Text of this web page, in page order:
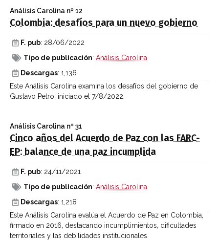
Análisis Carolina nº 12
Colombia: desafíos para un nuevo gobierno
F. pub: 28/06/2022
Tipo de publicación: Análisis Carolina
Descargas: 1,136
Este Análisis Carolina examina los desafíos del gobierno de
Gustavo Petro, iniciado el 7/8/2022.
Análisis Carolina nº 31
Cinco años del Acuerdo de Paz con las FARC-
EP: balance de una paz incumplida
F. pub: 24/11/2021
Tipo de publicación: Análisis Carolina
Descargas: 1,218
Este Análisis Carolina evalúa el Acuerdo de Paz en Colombia,
firmado en 2016, destacando incumplimientos, dificultades
territoriales y las debilidades institucionales.